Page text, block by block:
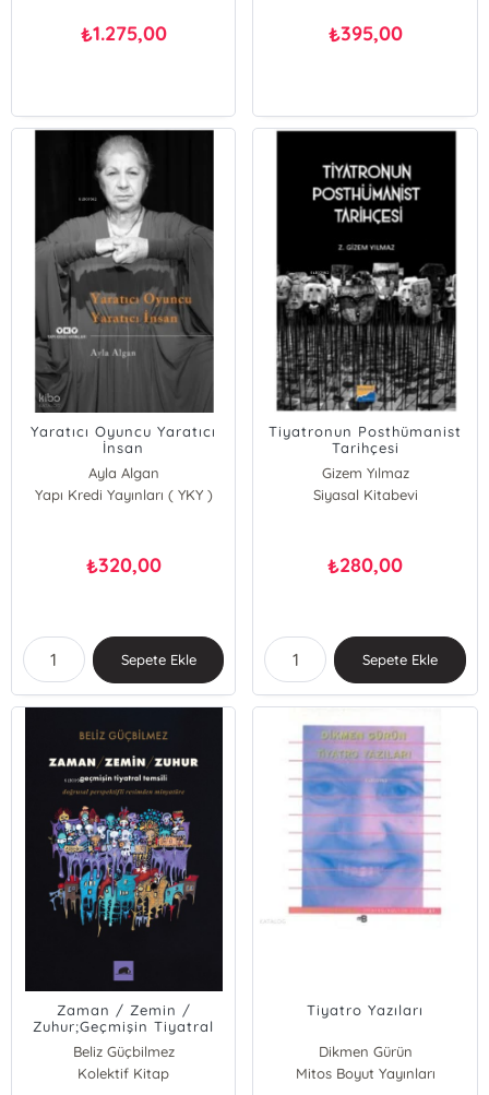
₺1.275,00 ₺395,00
Yaratıcı Oyuncu Yaratıcı
İnsan
Ayla Algan
Yapı Kredi Yayınları ( YKY )
₺320,00
Sepete Ekle
Tiyatronun Posthümanist
Tarihçesi
Gizem Yılmaz
Siyasal Kitabevi
₺280,00
Sepete Ekle
Zaman / Zemin /
Zuhur;Geçmişin Tiyatral
Temsili Doğrusal
Perspektifli Resimden
Minyatüre
Beliz Güçbilmez
Kolektif Kitap
Tiyatro Yazıları
Dikmen Gürün
Mitos Boyut Yayınları